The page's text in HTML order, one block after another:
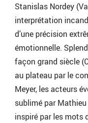
Stanislas Nordey
interprétation
d’une précision
émotionnelle.
façon grand siècle
au plateau par le
Meyer, les acteurs
sublimé par
inspiré par les mots